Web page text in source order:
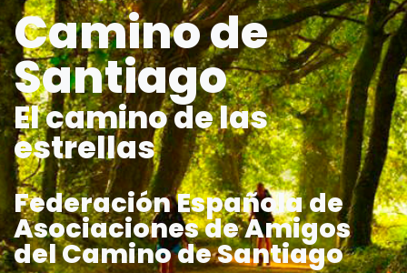
Camino de
Santiago
El camino de las
estrellas
Federación Española de
Asociaciones de Amigos
del Camino de Santiago